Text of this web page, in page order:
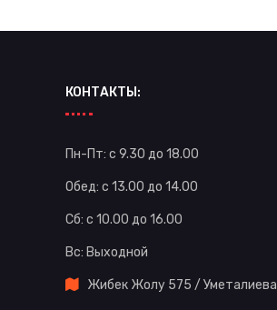
КОНТАКТЫ:
Пн-Пт: с 9.30 до 18.00
Обед: с 13.00 до 14.00
Сб: с 10.00 до 16.00
Вс: Выходной
Жибек Жолу 575 / Уметалиева